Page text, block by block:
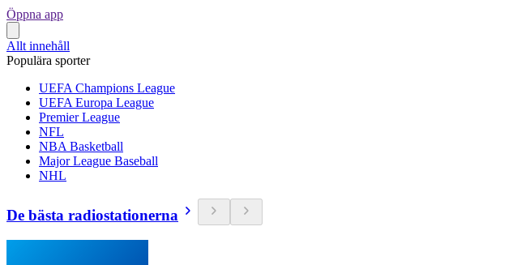
Öppna app
Allt innehåll
Populära sporter
UEFA Champions League
UEFA Europa League
Premier League
NFL
NBA Basketball
Major League Baseball
NHL
De bästa radiostationerna